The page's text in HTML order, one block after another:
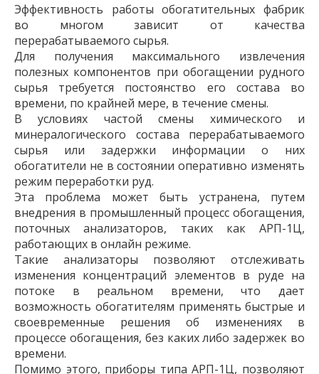
Эффективность работы обогатительных фабрик
во многом зависит от качества
перерабатываемого сырья.
Для получения максимального извлечения
полезных компонентов при обогащении рудного
сырья требуется постоянство его состава во
времени, по крайней мере, в течение смены.
В условиях частой смены химического и
минералогического состава перерабатываемого
сырья или задержки информации о них
обогатители не в состоянии оперативно изменять
режим переработки руд.
Эта проблема может быть устранена, путем
внедрения в промышленный процесс обогащения,
поточных анализаторов, таких как АРП-1Ц,
работающих в онлайн режиме.
Такие анализаторы позволяют отслеживать
изменения концентраций элементов в руде на
потоке в реальном времени, что дает
возможность обогатителям применять быстрые и
своевременные решения об изменениях в
процессе обогащения, без каких либо задержек во
времени.
Помимо этого, приборы типа АРП-1Ц, позволяют